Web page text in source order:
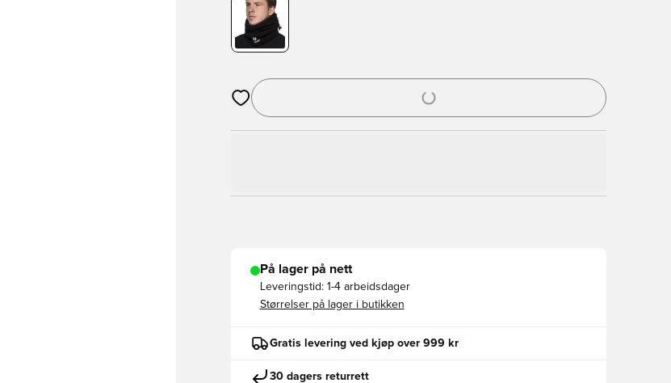
Åpner en Modal for å logge inn eller registrere deg som medlem
På lager på nett
Leveringstid: 1-4 arbeidsdager
Størrelser på lager i butikken
Gratis levering ved kjøp over 999 kr
30 dagers returrett